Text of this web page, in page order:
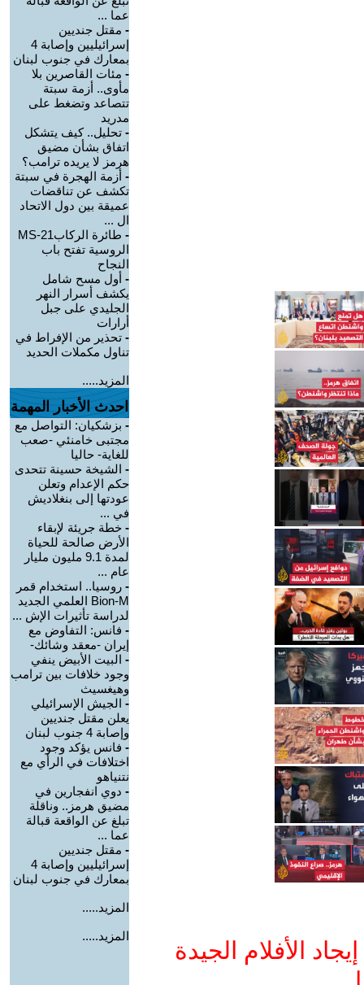
الأفلام الجيدة
عما ...
- مقتل جنديين
إسرائيليين وإصابة 4
بمعارك في جنوب لبنان
- مئات القاصرين بلا
مأوى.. أزمة سبتة
تتصاعد وتضغط على
مدريد
- تحليل.. كيف يتشكل
اتفاق بشأن مضيق
هرمز لا يريده ترامب؟
- أزمة الهجرة في سبتة
تكشف عن تناقضات
عميقة بين دول الاتحاد
ال ...
-
طائرة الركابMS-21
الروسية تفتح باب
النجاح
- أول مسح شامل
يكشف أسرار النهر
الجليدي على جبل
أرارات
- تحذير من الإفراط في
تناول مكملات الحديد
المزيد.....
احدث الأخبار المهمة
- بزشكيان: التواصل مع
مجتبى خامنئي -صعب
للغاية- حاليا
- الشيخة حسينة تتحدى
حكم الإعدام وتعلن
عودتها إلى بنغلاديش
في ...
- خطة جريئة لإبقاء
الأرض صالحة للحياة
لمدة 9.1 مليون مليار
عام ...
- روسيا.. استخدام قمر
Bion-M العلمي الجديد
لدراسة تأثيرات الإش ...
- فانس: التفاوض مع
إيران -معقد وشائك-
- البيت الأبيض ينفي
وجود خلافات بين ترامب
وهيغسيث
- الجيش الإسرائيلي
يعلن مقتل جنديين
وإصابة 4 جنوب لبنان
- فانس يؤكد وجود
اختلافات في الرأي مع
نتنياهو
- دوي انفجارين في
مضيق هرمز.. وناقلة
تبلغ عن الواقعة قبالة
عما ...
- مقتل جنديين
إسرائيليين وإصابة 4
بمعارك في جنوب لبنان
المزيد.....
المزيد.....